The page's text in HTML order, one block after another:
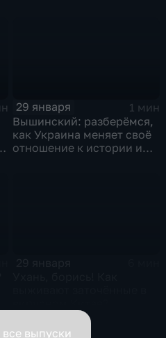
29 января
1 мин
Вышинский: разберёмся,
как Украина меняет своё
отношение к истории и
все выпуски